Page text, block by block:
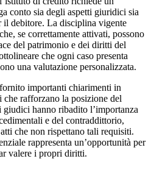
conto sia degli aspetti giuridici sia
debitore. La disciplina vigente
se correttamente attivati, possono
del patrimonio e dei diritti del
che ogni caso presenta
una valutazione personalizzata.
importanti chiarimenti in
rafforzano la posizione del
giudici hanno ribadito l’importanza
e del contraddittorio,
che non rispettano tali requisiti.
rappresenta un’opportunità per
valere i propri diritti.